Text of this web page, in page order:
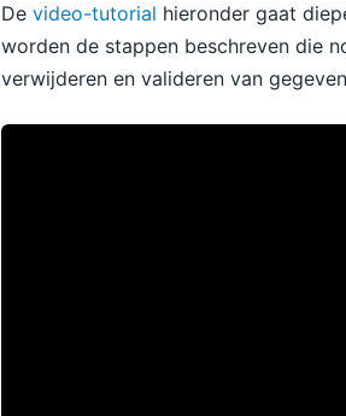
Devideo-tutorial hieronder gaat
worden de stappen beschreven die
verwijderen en valideren van